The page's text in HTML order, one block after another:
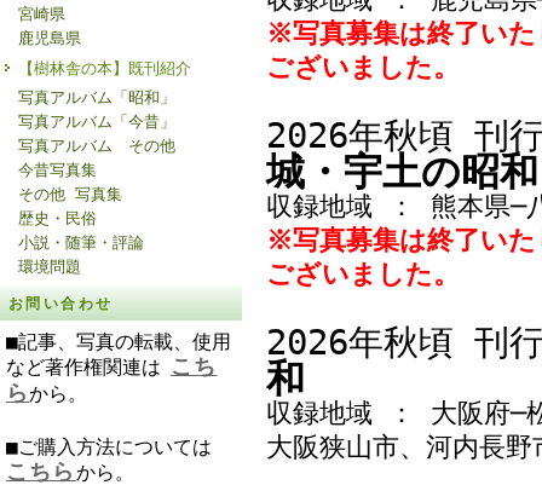
宮崎県
鹿児島県
【樹林舎の本】既刊紹介
写真アルバム「昭和」
写真アルバム「今昔」
写真アルバム その他
今昔写真集
その他 写真集
歴史・民俗
小説・随筆・評論
環境問題
お問い合わせ
■記事、写真の転載、使用
など著作権関連は こち
らから。
■ご購入方法については
こちら から。
※写真募集は終了い
ございました。
2026年秋頃 刊
城・宇土の昭和
収録地域 ： 熊本県─
※写真募集は終了い
ございました。
2026年秋頃 刊
和
収録地域 ： 大阪府─
大阪狭山市、河内長